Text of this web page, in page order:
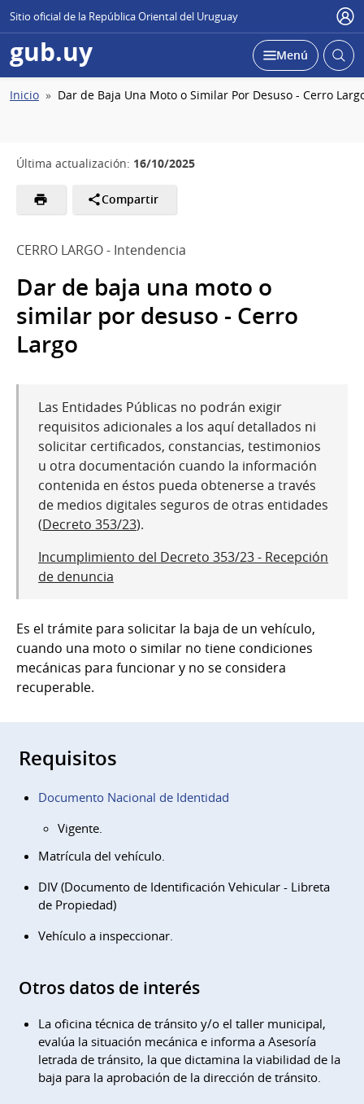
Sitio oficial de la República Oriental del Uruguay
gub.uy Desplegar
Menú Abrir
Ruta
Inicio Dar de Baja Una Moto o Similar Por Desuso - Cerro
Última actualización: 16/10/2025
Compartir
CERRO LARGO - Intendencia
Dar de baja una moto o
similar por desuso - Cerro
Largo
Las Entidades Públicas no podrán exigir
requisitos adicionales a los aquí detallados ni
solicitar certificados, constancias, testimonios
u otra documentación cuando la información
contenida en éstos pueda obtenerse a través
de medios digitales seguros de otras entidades
(Decreto 353/23).
Incumplimiento del Decreto 353/23 - Recepción
de denuncia
Es el trámite para solicitar la baja de un vehículo,
cuando una moto o similar no tiene condiciones
mecánicas para funcionar y no se considera
recuperable.
Requisitos
Documento Nacional de Identidad
Vigente.
Matrícula del vehículo.
DIV (Documento de Identificación Vehicular - Libreta
de Propiedad)
Vehículo a inspeccionar.
Otros datos de interés
La oficina técnica de tránsito y/o el taller municipal,
evalúa la situación mecánica e informa a Asesoría
letrada de tránsito, la que dictamina la viabilidad de la
baja para la aprobación de la dirección de tránsito.